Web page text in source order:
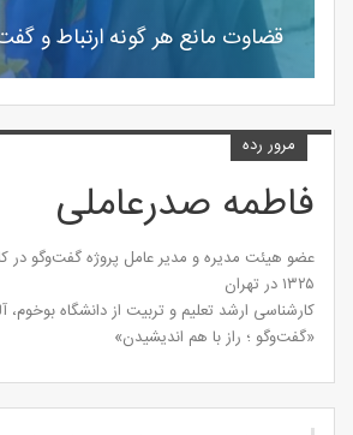
قضاوت مانع هر گونه ارتباط و
مرور رده
فاطمه صدرعاملی
عضو هیئت مدیره و مدیر عامل پروژه گفت‌وگو در
۱۳۲۵ در تهران
کارشناسی ارشد تعلیم و تربیت از دانشگاه بوخوم،
«گفت‌وگو ؛ راز با هم اندیشیدن»